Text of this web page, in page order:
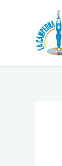
contenido